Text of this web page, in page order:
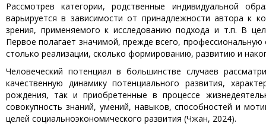
Рассмотрев категории, родственные индивидуальной
варьируется в зависимости от принадлежности автора к
зрения, применяемого к исследованию подхода и т.п. В
Первое полагает значимой, прежде всего,
столько реализации, сколько формированию, развитию и
Человеческий потенциал в большинстве случаев
качественную динамику потенциального развития,
рождения, так и приобретенные в процессе
совокупность знаний, умений, навыков, способностей и
целей социальноэкономического развития (Чжан, 2024).